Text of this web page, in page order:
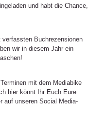
und habt die Chance,
Buchrezensionen
wir in diesem Jahr ein
mit dem Mediabike
hier könnt Ihr Euch Eure
auf unseren Social Media-